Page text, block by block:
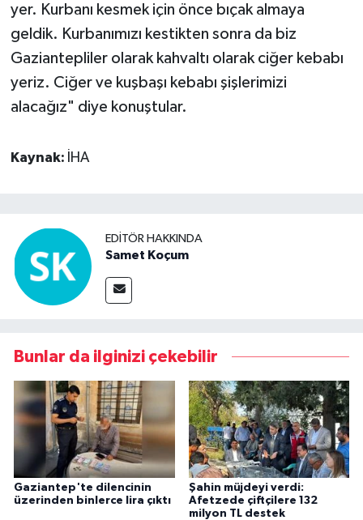
yer. Kurbanı kesmek için önce bıçak almaya
geldik. Kurbanımızı kestikten sonra da biz
Gaziantepliler olarak kahvaltı olarak ciğer kebabı
yeriz. Ciğer ve kuşbaşı kebabı şişlerimizi
alacağız" diye konuştular.
Kaynak: İHA
EDITÖR HAKKINDA
Samet Koçum
Bunlar da ilginizi çekebilir
Gaziantep'te dilencinin
üzerinden binlerce lira çıktı
Şahin müjdeyi verdi:
Afetzede çiftçilere 132
milyon TL destek